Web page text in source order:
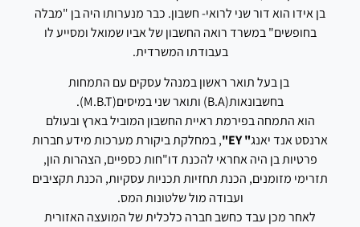
הנהלת חשבונות
לעצמך את המטלה הזו, תוריד מהעומס שלך
ותתפנה לעבודה שאתה יודע הכי טוב לעשות.
לתאום פגישת ייעוץ
בן אידו הוא דור שני לרואי- חשבון. כבר מנערותו היה בן "מבלה
בחופשים" במשרד רואה החשבון של אביו שמואל ומסייע לו
בעבודתו המשרדית.
בן בעל תואר ראשון במנהל עסקים עם התמחות
בחשבונאות(B.A) ותואר שני במיסים(M.B.T).
הוא התמחה בפירמת ראיית החשבון המוביל בארץ ובעולם
ארנסט אנד יאנג"
EY" , במחלקת ביקורת מערכות מידע חברות
פרטיות בן היה אחראי להכנת דו"חות כספיים, הצהרות הון,
תזרימי מזומנים, הכנת תחזיות תכניות עסקיות, הכנת תקציבים
ועבודה מול שלטונות המס.
לאחר מכן עבד כחשב חברה כלכלית של המועצה האזורית